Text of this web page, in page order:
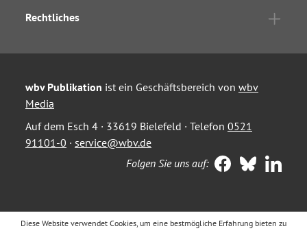
Rechtliches
wbv Publikation ist ein Geschäftsbereich von wbv
Media
Auf dem Esch 4 · 33619 Bielefeld · Telefon 0521
91101-0 · service@wbv.de
Folgen Sie uns auf:
Diese Website verwendet Cookies, um eine bestmögliche Erfahrung bieten zu